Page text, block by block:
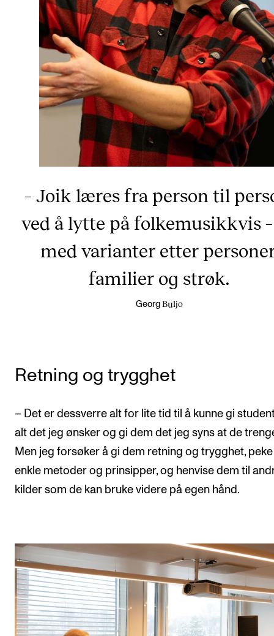
– Joik læres fra person til
ved å lytte på folkemusikkvis
med varianter etter
familier og strøk.
Georg Buljo
Retning og trygghet
– Det er dessverre alt for lite tid til å kunne gi
alt det jeg ønsker og gi dem det jeg syns at de
Men jeg forsøker å gi dem retning og trygghet,
enkle metoder og prinsipper, og henvise dem til
kilder som de kan bruke videre på egen hånd.